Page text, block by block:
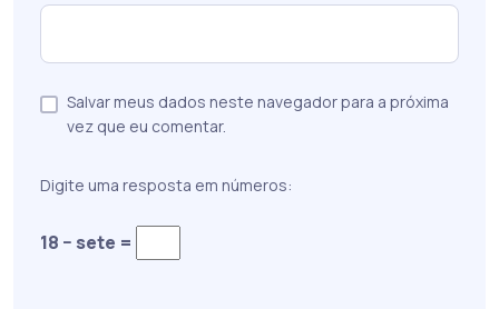
Salvar meus dados neste navegador para a próxima
vez que eu comentar.
Digite uma resposta em números:
18 − sete =